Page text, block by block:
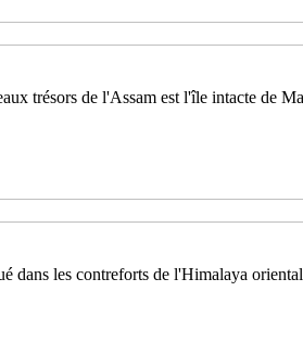
trésors de l'Assam est l'île intacte de
dans les contreforts de l'Himalaya